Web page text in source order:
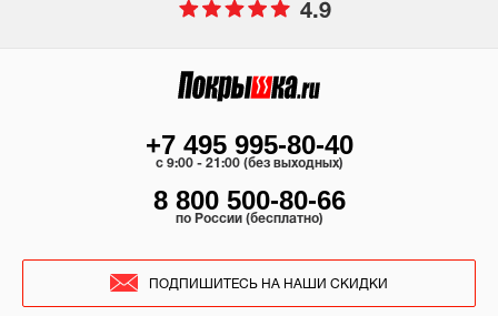
4.9
+7 495 995-80-40
c 9:00 - 21:00 (без выходных)
8 800 500-80-66
по России (бесплатно)
ПОДПИШИТЕСЬ НА НАШИ СКИДКИ